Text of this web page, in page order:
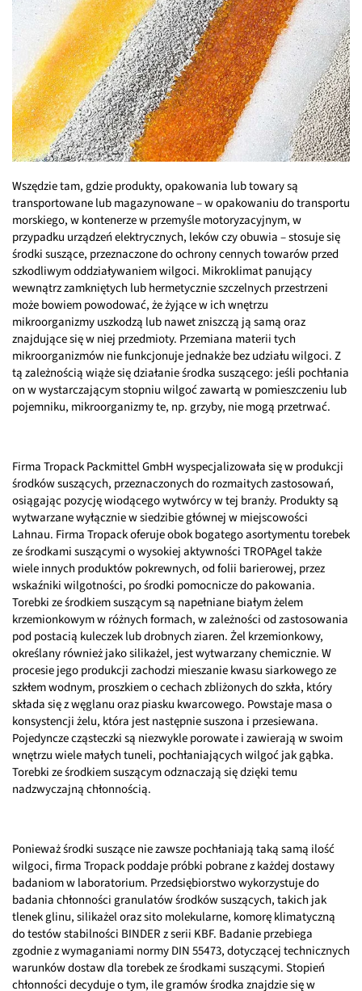
Wszędzie tam, gdzie produkty, opakowania lub towary są
transportowane lub magazynowane – w opakowaniu do transportu
morskiego, w kontenerze w przemyśle motoryzacyjnym, w
przypadku urządzeń elektrycznych, leków czy obuwia – stosuje się
środki suszące, przeznaczone do ochrony cennych towarów przed
szkodliwym oddziaływaniem wilgoci. Mikroklimat panujący
wewnątrz zamkniętych lub hermetycznie szczelnych przestrzeni
może bowiem powodować, że żyjące w ich wnętrzu
mikroorganizmy uszkodzą lub nawet zniszczą ją samą oraz
znajdujące się w niej przedmioty. Przemiana materii tych
mikroorganizmów nie funkcjonuje jednakże bez udziału wilgoci. Z
tą zależnością wiąże się działanie środka suszącego: jeśli pochłania
on w wystarczającym stopniu wilgoć zawartą w pomieszczeniu lub
pojemniku, mikroorganizmy te, np. grzyby, nie mogą przetrwać.
Firma Tropack Packmittel GmbH wyspecjalizowała się w produkcji
środków suszących, przeznaczonych do rozmaitych zastosowań,
osiągając pozycję wiodącego wytwórcy w tej branży. Produkty są
wytwarzane wyłącznie w siedzibie głównej w miejscowości
Lahnau. Firma Tropack oferuje obok bogatego asortymentu torebek
ze środkami suszącymi o wysokiej aktywności TROPAgel także
wiele innych produktów pokrewnych, od folii barierowej, przez
wskaźniki wilgotności, po środki pomocnicze do pakowania.
Torebki ze środkiem suszącym są napełniane białym żelem
krzemionkowym w różnych formach, w zależności od zastosowania
pod postacią kuleczek lub drobnych ziaren. Żel krzemionkowy,
określany również jako silikażel, jest wytwarzany chemicznie. W
procesie jego produkcji zachodzi mieszanie kwasu siarkowego ze
szkłem wodnym, proszkiem o cechach zbliżonych do szkła, który
składa się z węglanu oraz piasku kwarcowego. Powstaje masa o
konsystencji żelu, która jest następnie suszona i przesiewana.
Pojedyncze cząsteczki są niezwykle porowate i zawierają w swoim
wnętrzu wiele małych tuneli, pochłaniających wilgoć jak gąbka.
Torebki ze środkiem suszącym odznaczają się dzięki temu
nadzwyczajną chłonnością.
Ponieważ środki suszące nie zawsze pochłaniają taką samą ilość
wilgoci, firma Tropack poddaje próbki pobrane z każdej dostawy
badaniom w laboratorium. Przedsiębiorstwo wykorzystuje do
badania chłonności granulatów środków suszących, takich jak
tlenek glinu, silikażel oraz sito molekularne, komorę klimatyczną
do testów stabilności BINDER z serii KBF. Badanie przebiega
zgodnie z wymaganiami normy DIN 55473, dotyczącej technicznych
warunków dostaw dla torebek ze środkami suszącymi. Stopień
chłonności decyduje o tym, ile gramów środka znajdzie się w